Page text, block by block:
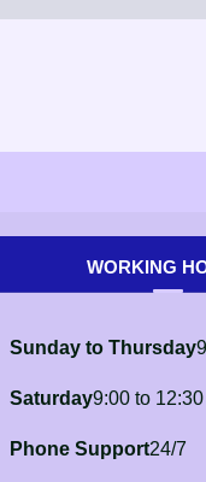
WORKING
Sunday to Thursday
Saturday9:00 to 12:30
Phone Support24/7